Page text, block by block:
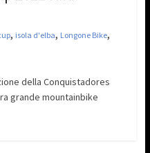
, isola d'elba, Longone Bike,
della Conquistadores
grande mountainbike